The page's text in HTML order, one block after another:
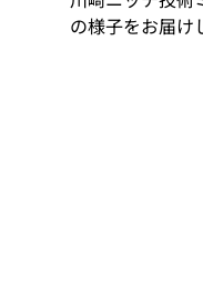
の様子をお届け